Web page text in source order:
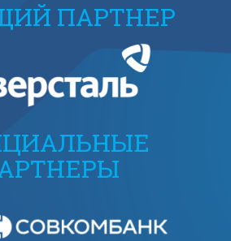
ПАРТНЕР